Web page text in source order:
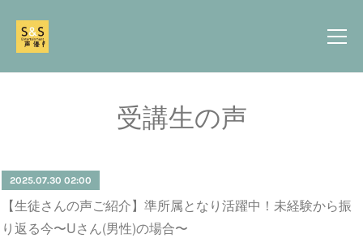
受講生の声
2025.07.30 02:00
【生徒さんの声ご紹介】準所属となり活躍中！未経験から振
り返る今〜Uさん(男性)の場合〜